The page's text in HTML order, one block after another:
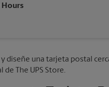
5:30 PM
5:30 PM
Hours